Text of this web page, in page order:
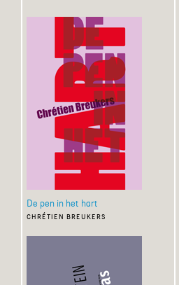
De pen in het hart
chrétien breukers